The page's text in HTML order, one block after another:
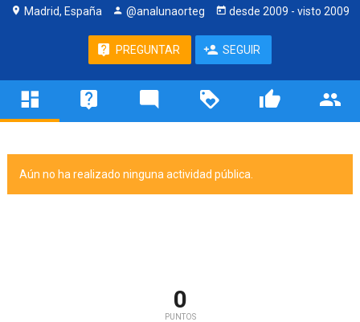
Madrid, España @analunaorteg desde 2009 - visto 2009
PREGUNTAR SEGUIR
Aún no ha realizado ninguna actividad pública.
0
PUNTOS